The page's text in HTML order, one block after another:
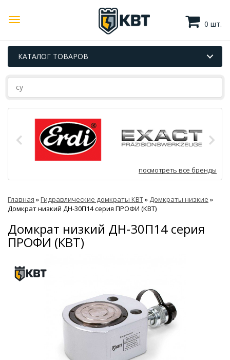
0 шт.
КАТАЛОГ ТОВАРОВ
посмотреть все бренды
Главная »Гидравлические домкраты КВТ» Домкраты низкие »
Домкрат низкий ДН-30П14 серия ПРОФИ (КВТ)
Домкрат низкий ДН-30П14 серия
ПРОФИ (КВТ)